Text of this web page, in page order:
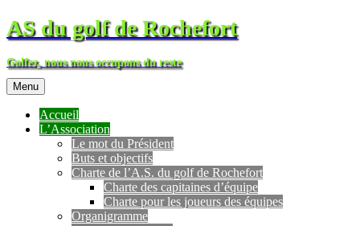
AS du golf de Rochefort
Golfez, nous nous occupons du reste
Menu
Accueil
L’Association
Le mot du Président
Buts et objectifs
Charte de l’A.S. du golf de Rochefort
Charte des capitaines d’équipe
Charte pour les joueurs des équipes
Organigramme